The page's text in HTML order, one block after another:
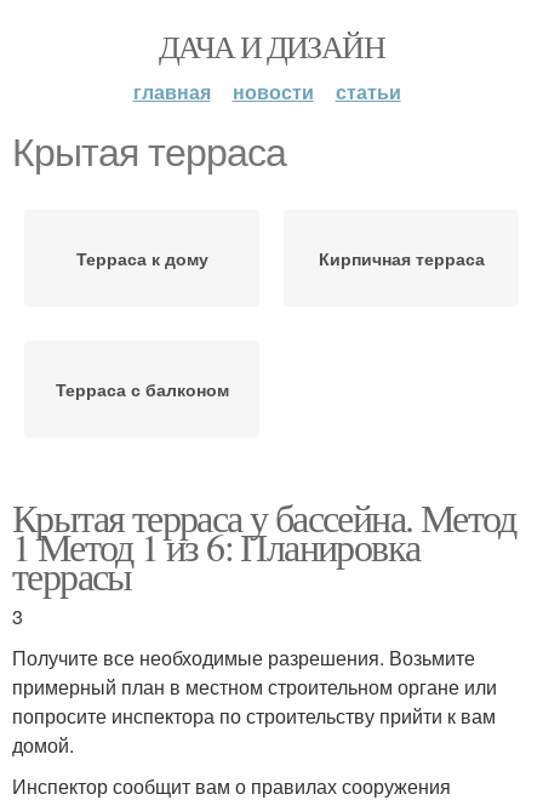
ДАЧА И ДИЗАЙН
главная новости статьи
Крытая терраса
Терраса к дому Кирпичная терраса
Терраса с балконом
Крытая терраса у бассейна. Метод
1 Метод 1 из 6: Планировка
террасы
3
Получите все необходимые разрешения. Возьмите
примерный план в местном строительном органе или
попросите инспектора по строительству прийти к вам
домой.
Инспектор сообщит вам о правилах сооружения